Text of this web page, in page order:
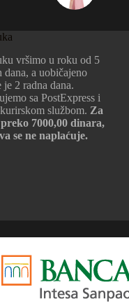
vršimo u roku od 5
dana, a uobičajeno
je 2 radna dana.
sa PostExpress i
službom. Za
7000,00 dinara,
se ne naplaćuje.